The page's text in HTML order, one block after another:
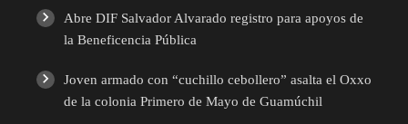
Abre DIF Salvador Alvarado registro para apoyos de
la Beneficencia Pública
Joven armado con “cuchillo cebollero” asalta el Oxxo
de la colonia Primero de Mayo de Guamúchil